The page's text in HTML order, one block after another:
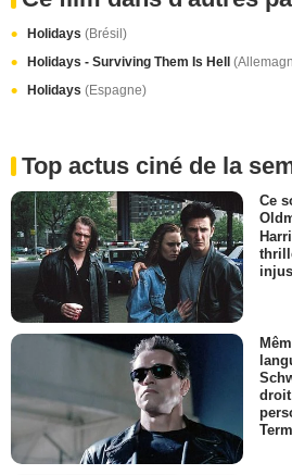
Holidays (Brésil)
Holidays - Surviving Them Is Hell
Holidays (Espagne)
Top actus ciné de la
Ce